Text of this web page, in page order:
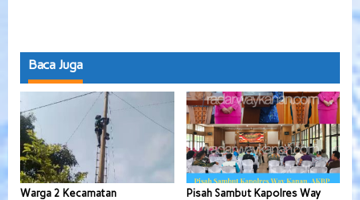
Baca Juga
Warga 2 Kecamatan
Pisah Sambut Kapolres Way